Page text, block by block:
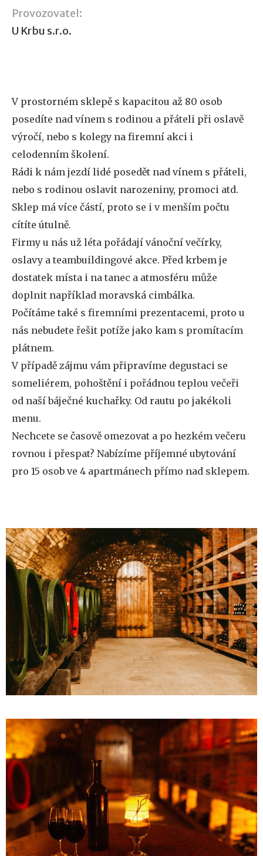
Provozovatel:
U Krbu s.r.o.
V prostorném sklepě s kapacitou až 80 osob
posedíte nad vínem s rodinou a přáteli při oslavě
výročí, nebo s kolegy na firemní akci i
celodenním školení.
Rádi k nám jezdí lidé posedět nad vínem s přáteli,
nebo s rodinou oslavit narozeniny, promoci atd.
Sklep má více částí, proto se i v menším počtu
cítíte útulně.
Firmy u nás už léta pořádají vánoční večírky,
oslavy a teambuildingové akce. Před krbem je
dostatek místa i na tanec a atmosféru může
doplnit například moravská cimbálka.
Počítáme také s firemními prezentacemi, proto u
nás nebudete řešit potíže jako kam s promítacím
plátnem.
V případě zájmu vám připravíme degustaci se
someliérem, pohoštění i pořádnou teplou večeři
od naší báječné kuchařky. Od rautu po jakékoli
menu.
Nechcete se časově omezovat a po hezkém večeru
rovnou i přespat? Nabízíme příjemné ubytování
pro 15 osob ve 4 apartmánech přímo nad sklepem.